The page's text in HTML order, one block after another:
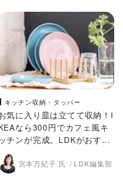
キッチン収納・タッパー
気に入り皿は立てて収納！I
なら300円でカフェ風キ
ッチンが完成。LDKがおすす
め
宮本万紀子 氏 LDK編集部